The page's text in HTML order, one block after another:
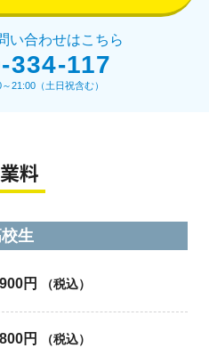
い合わせはこちら
334-117
21:00（土日祝含む）
料
生
円 （税込）
円 （税込）